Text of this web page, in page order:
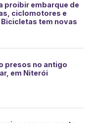
proibir embarque de
ciclomotores e
tem novas
presos no antigo
em Niterói